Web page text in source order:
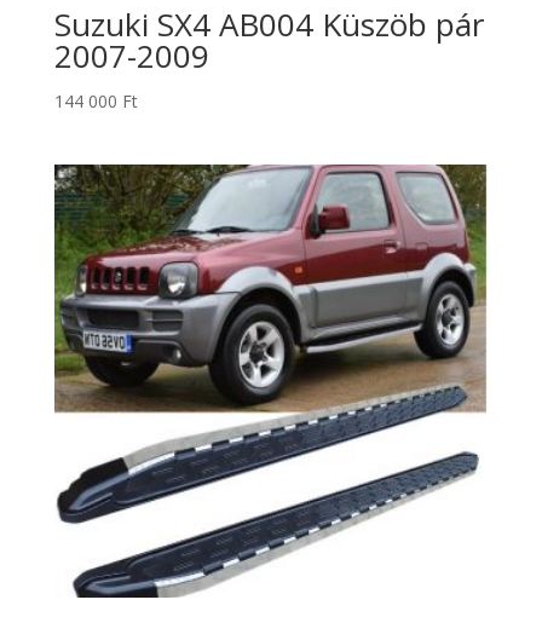
Suzuki SX4 AB004 Küszöb pár
2007-2009
144 000 Ft